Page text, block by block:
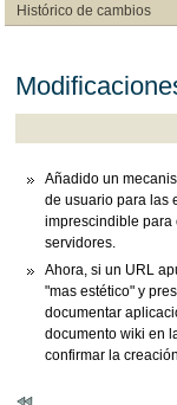
Histórico de cambios
Añadido un
de usuario para las
imprescindible para
servidores.
Ahora, si un URL
"mas estético" y
documentar
documento wiki en
confirmar la